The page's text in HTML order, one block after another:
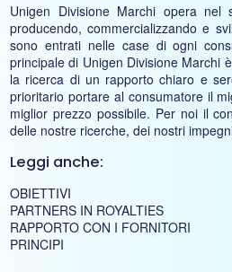
Unigen Divisione Marchi opera nel
producendo, commercializzando e
sono entrati nelle case di ogni
principale di Unigen Divisione Marchi
la ricerca di un rapporto chiaro e
prioritario portare al consumatore il
miglior prezzo possibile. Per noi il
delle nostre ricerche, dei nostri
Leggi anche:
OBIETTIVI
PARTNERS IN ROYALTIES
RAPPORTO CON I FORNITORI
PRINCIPI